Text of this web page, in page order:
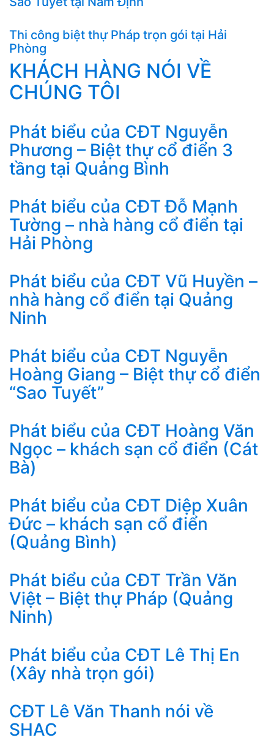
Thi công biệt thự Pháp trọn gói tại Hải
Phòng
KHÁCH HÀNG NÓI VỀ
CHÚNG TÔI
Phát biểu của CĐT Nguyễn
Phương – Biệt thự cổ điển 3
tầng tại Quảng Bình
Phát biểu của CĐT Đỗ Mạnh
Tường – nhà hàng cổ điển tại
Hải Phòng
Phát biểu của CĐT Vũ Huyền –
nhà hàng cổ điển tại Quảng
Ninh
Phát biểu của CĐT Nguyễn
Hoàng Giang – Biệt thự cổ điển
“Sao Tuyết”
Phát biểu của CĐT Hoàng Văn
Ngọc – khách sạn cổ điển (Cát
Bà)
Phát biểu của CĐT Diệp Xuân
Đức – khách sạn cổ điển
(Quảng Bình)
Phát biểu của CĐT Trần Văn
Việt – Biệt thự Pháp (Quảng
Ninh)
Phát biểu của CĐT Lê Thị En
(Xây nhà trọn gói)
CĐT Lê Văn Thanh nói về
SHAC